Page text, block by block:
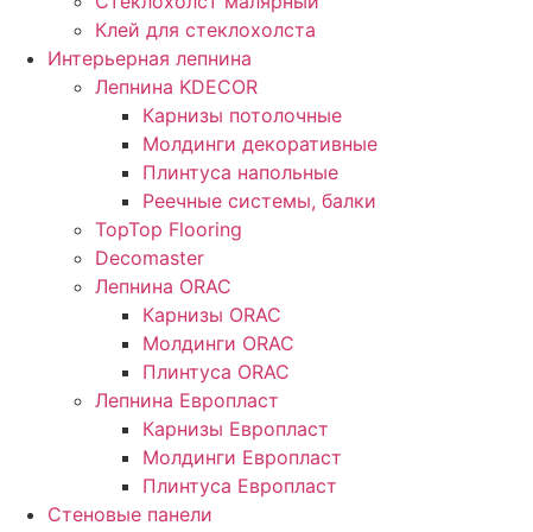
Клей для стеклохолста
Интерьерная лепнина
Лепнина KDECOR
Карнизы потолочные
Молдинги декоративные
Плинтуса напольные
Реечные системы, балки
TopTop Flooring
Decomaster
Лепнина ORAC
Карнизы ORAC
Молдинги ORAC
Плинтуса ORAC
Лепнина Европласт
Карнизы Европласт
Молдинги Европласт
Плинтуса Европласт
Стеновые панели